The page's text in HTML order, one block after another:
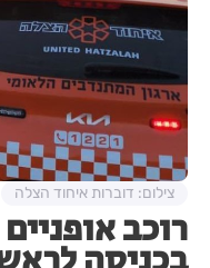
רוכב
צילום: דוברות איחוד הצלה